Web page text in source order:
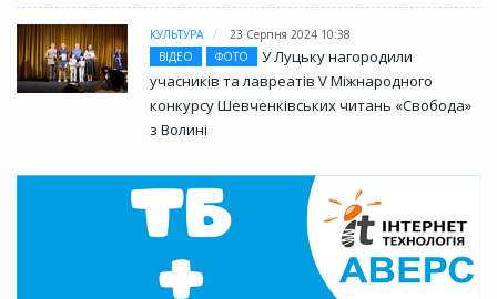
КУЛЬТУРА
23 Серпня 2024 10:38
ВІДЕО
ФОТО
У Луцьку нагородили
учасників та лавреатів V Міжнародного
конкурсу Шевченківських читань «Свобода»
з Волині